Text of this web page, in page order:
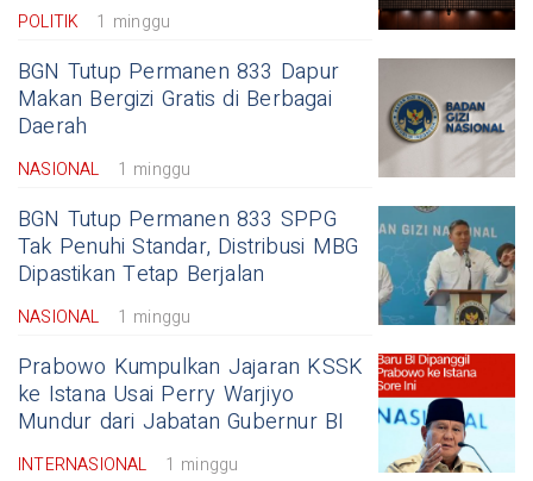
POLITIK 1 minggu
BGN Tutup Permanen 833 Dapur
Makan Bergizi Gratis di Berbagai
Daerah
NASIONAL 1 minggu
BGN Tutup Permanen 833 SPPG
Tak Penuhi Standar, Distribusi MBG
Dipastikan Tetap Berjalan
NASIONAL 1 minggu
Prabowo Kumpulkan Jajaran KSSK
ke Istana Usai Perry Warjiyo
Mundur dari Jabatan Gubernur BI
INTERNASIONAL 1 minggu